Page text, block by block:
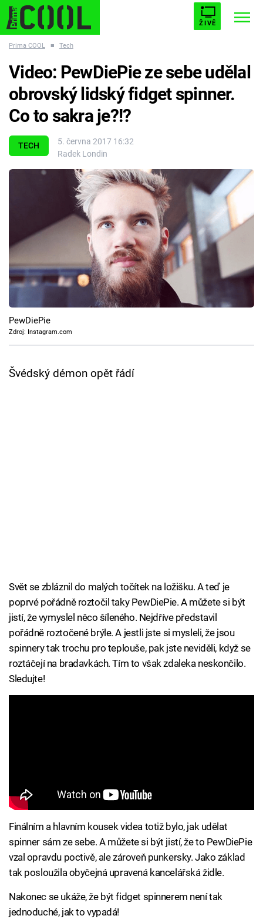
ŽIVĚ
ESCAPE PLNEJ KOTEL AVENGERS 5
Témata
Hry
Cool Esport
Pořady
TV Program
Prima COOL ■ Tech
TECH
5. června 2017 16:32
Radek Londin
Video: PewDiePie ze sebe udělal
obrovský lidský fidget spinner.
Co to sakra je?!?
PewDiePie
Zdroj: Instagram.com
Švédský démon opět řádí
Svět se zbláznil do malých točítek na ložišku. A teď je
poprvé pořádně roztočil taky PewDiePie. A můžete si být
jistí, že vymyslel něco šíleného. Nejdříve představil
pořádně roztočené brýle. A jestli jste si mysleli, že jsou
spinnery tak trochu pro teplouše, pak jste neviděli, když se
roztáčejí na bradavkách. Tím to však zdaleka neskončilo.
Sledujte!
Finálním a hlavním kousek videa totiž bylo, jak udělat
spinner sám ze sebe. A můžete si být jistí, že to PewDiePie
vzal opravdu poctivě, ale zároveň punkersky. Jako základ
tak posloužila obyčejná upravená kancelářská židle.
Nakonec se ukáže, že být fidget spinnerem není tak
jednoduché, jak to vypadá!